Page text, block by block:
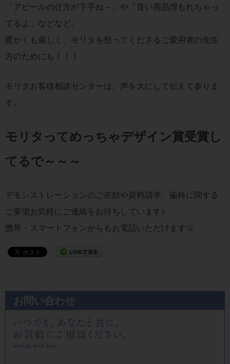
「アピールの仕方が下手ね～」や「良い商品埋もれちゃっ
てるよ」などなど。
暖かくも厳しく、モリタを想ってくださるご愛用者の先生
方のためにも！！！
モリタお客様相談センターは、声を大にして伝えて参りま
す。
モリタってめっちゃデザイン賞受賞し
てるで～～～
デモンストレーションのご依頼や資料請求、歯科に関する
ご要望お気軽にご連絡をお待ちしています♪
携帯・スマートフォンからもお電話いただけます☆
お問い合わせ